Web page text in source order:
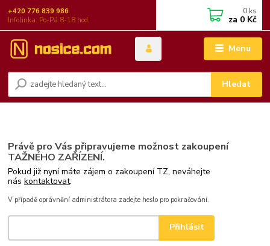
Menu
Hledat
+420 776 839 986
Infolinka: Po-Pá 8-18 hod.
0 ks
za 0 Kč
Právě pro Vás připravujeme možnost zakoupení
TAŽNÉHO ZAŘÍZENÍ.
Pokud již nyní máte zájem o zakoupení TZ, neváhejte
náskontaktovat.
V případě oprávnění administrátora zadejte heslo pro pokračování.